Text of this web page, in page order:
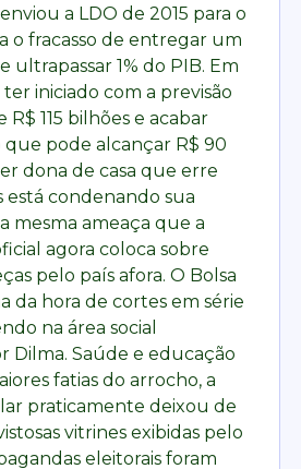
a LDO de 2015 para o
o fracasso de entregar um
ultrapassar 1% do PIB. Em
iniciado com a previsão
115 bilhões e acabar
pode alcançar R$ 90
dona de casa que erre
está condenando sua
mesma ameaça que a
agora coloca sobre
pelo país afora. O Bolsa
da hora de cortes em série
na área social
Dilma. Saúde e educação
fatias do arrocho, a
praticamente deixou de
vitrines exibidas pelo
eleitorais foram